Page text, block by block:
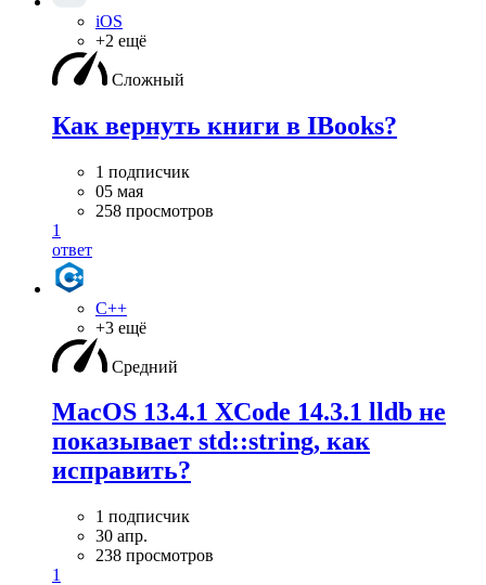
iOS
+2 ещё
Сложный
Как вернуть книги в IBooks?
1 подписчик
05 мая
258 просмотров
1
ответ
C++
+3 ещё
Средний
MacOS 13.4.1 XCode 14.3.1 lldb не
показывает std::string, как
исправить?
1 подписчик
30 апр.
238 просмотров
1